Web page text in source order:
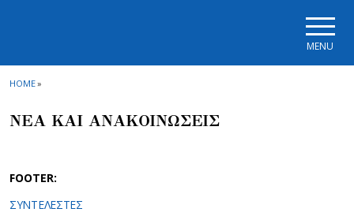
MENU
HOME»
ΝΕΑ ΚΑΙ ΑΝΑΚΟΙΝΩΣΕΙΣ
FOOTER:
ΣΥΝΤΕΛΕΣΤΕΣ